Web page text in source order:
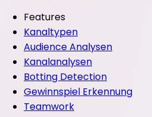
Features
Kanaltypen
Audience Analysen
Kanalanalysen
Botting Detection
Gewinnspiel Erkennung
Teamwork